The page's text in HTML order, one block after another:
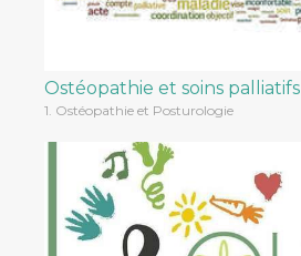
Ostéopathie et soins palliatifs
1. Ostéopathie et Posturologie